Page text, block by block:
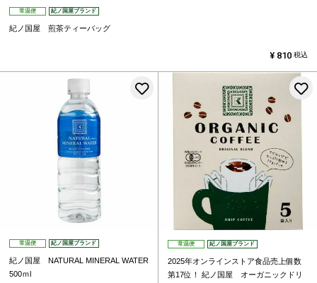
常温便 紀ノ国屋ブランド
紀ノ国屋 煎茶ティーバッグ
¥ 810 税込
常温便 紀ノ国屋ブランド
紀ノ国屋 NATURAL MINERAL WATER
500ｍl
お気に入りに登録する
常温便 紀ノ国屋ブランド
2025年オンラインストア食品売上個数
第17位！
紀ノ国屋 オーガニックドリ